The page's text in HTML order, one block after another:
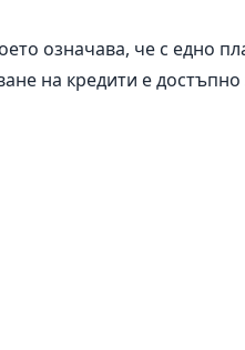
означава, че с едно
на кредити е достъпно